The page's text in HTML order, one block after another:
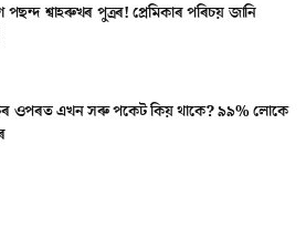
শ্বাহৰুখৰ পুত্ৰৰ! প্ৰেমিকাৰ পৰিচয় জানি
ওপৰত এখন সৰু পকেট কিয় থাকে? ৯৯% লোকে